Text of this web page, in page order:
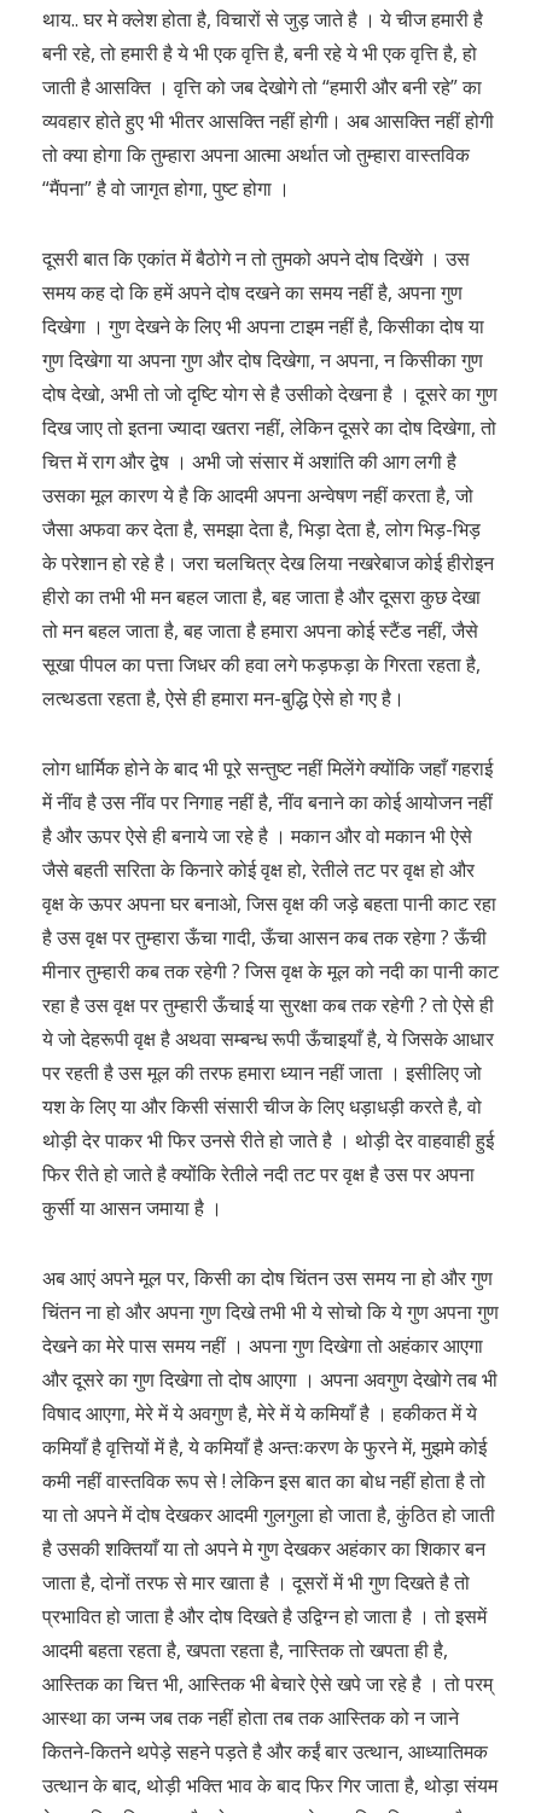
थाय.. घर मे क्लेश होता है, विचारों से जुड़ जाते है । ये चीज हमारी है
बनी रहे, तो हमारी है ये भी एक वृत्ति है, बनी रहे ये भी एक वृत्ति है, हो
जाती है आसक्ति । वृत्ति को जब देखोगे तो “हमारी और बनी रहे” का
व्यवहार होते हुए भी भीतर आसक्ति नहीं होगी। अब आसक्ति नहीं होगी
तो क्या होगा कि तुम्हारा अपना आत्मा अर्थात जो तुम्हारा वास्तविक
“मैंपना” है वो जागृत होगा, पुष्ट होगा ।
दूसरी बात कि एकांत में बैठोगे न तो तुमको अपने दोष दिखेंगे । उस
समय कह दो कि हमें अपने दोष दखने का समय नहीं है, अपना गुण
दिखेगा । गुण देखने के लिए भी अपना टाइम नहीं है, किसीका दोष या
गुण दिखेगा या अपना गुण और दोष दिखेगा, न अपना, न किसीका गुण
दोष देखो, अभी तो जो दृष्टि योग से है उसीको देखना है । दूसरे का गुण
दिख जाए तो इतना ज्यादा खतरा नहीं, लेकिन दूसरे का दोष दिखेगा, तो
चित्त में राग और द्वेष । अभी जो संसार में अशांति की आग लगी है
उसका मूल कारण ये है कि आदमी अपना अन्वेषण नहीं करता है, जो
जैसा अफवा कर देता है, समझा देता है, भिड़ा देता है, लोग भिड़-भिड़
के परेशान हो रहे है। जरा चलचित्र देख लिया नखरेबाज कोई हीरोइन
हीरो का तभी भी मन बहल जाता है, बह जाता है और दूसरा कुछ देखा
तो मन बहल जाता है, बह जाता है हमारा अपना कोई स्टैंड नहीं, जैसे
सूखा पीपल का पत्ता जिधर की हवा लगे फड़फड़ा के गिरता रहता है,
लत्थडता रहता है, ऐसे ही हमारा मन-बुद्धि ऐसे हो गए है।
लोग धार्मिक होने के बाद भी पूरे सन्तुष्ट नहीं मिलेंगे क्योंकि जहाँ गहराई
में नींव है उस नींव पर निगाह नहीं है, नींव बनाने का कोई आयोजन नहीं
है और ऊपर ऐसे ही बनाये जा रहे है । मकान और वो मकान भी ऐसे
जैसे बहती सरिता के किनारे कोई वृक्ष हो, रेतीले तट पर वृक्ष हो और
वृक्ष के ऊपर अपना घर बनाओ, जिस वृक्ष की जड़े बहता पानी काट रहा
है उस वृक्ष पर तुम्हारा ऊँचा गादी, ऊँचा आसन कब तक रहेगा ? ऊँची
मीनार तुम्हारी कब तक रहेगी ? जिस वृक्ष के मूल को नदी का पानी काट
रहा है उस वृक्ष पर तुम्हारी ऊँचाई या सुरक्षा कब तक रहेगी ? तो ऐसे ही
ये जो देहरूपी वृक्ष है अथवा सम्बन्ध रूपी ऊँचाइयाँ है, ये जिसके आधार
पर रहती है उस मूल की तरफ हमारा ध्यान नहीं जाता । इसीलिए जो
यश के लिए या और किसी संसारी चीज के लिए धड़ाधड़ी करते है, वो
थोड़ी देर पाकर भी फिर उनसे रीते हो जाते है । थोड़ी देर वाहवाही हुई
फिर रीते हो जाते है क्योंकि रेतीले नदी तट पर वृक्ष है उस पर अपना
कुर्सी या आसन जमाया है ।
अब आएं अपने मूल पर, किसी का दोष चिंतन उस समय ना हो और गुण
चिंतन ना हो और अपना गुण दिखे तभी भी ये सोचो कि ये गुण अपना गुण
देखने का मेरे पास समय नहीं । अपना गुण दिखेगा तो अहंकार आएगा
और दूसरे का गुण दिखेगा तो दोष आएगा । अपना अवगुण देखोगे तब भी
विषाद आएगा, मेरे में ये अवगुण है, मेरे में ये कमियाँ है । हकीकत में ये
कमियाँ है वृत्तियों में है, ये कमियाँ है अन्तःकरण के फुरने में, मुझमे कोई
कमी नहीं वास्तविक रूप से ! लेकिन इस बात का बोध नहीं होता है तो
या तो अपने में दोष देखकर आदमी गुलगुला हो जाता है, कुंठित हो जाती
है उसकी शक्तियाँ या तो अपने मे गुण देखकर अहंकार का शिकार बन
जाता है, दोनों तरफ से मार खाता है । दूसरों में भी गुण दिखते है तो
प्रभावित हो जाता है और दोष दिखते है उद्विग्न हो जाता है । तो इसमें
आदमी बहता रहता है, खपता रहता है, नास्तिक तो खपता ही है,
आस्तिक का चित्त भी, आस्तिक भी बेचारे ऐसे खपे जा रहे है । तो परम्
आस्था का जन्म जब तक नहीं होता तब तक आस्तिक को न जाने
कितने-कितने थपेड़े सहने पड़ते है और कईं बार उत्थान, आध्यातिमक
उत्थान के बाद, थोड़ी भक्ति भाव के बाद फिर गिर जाता है, थोड़ा संयम